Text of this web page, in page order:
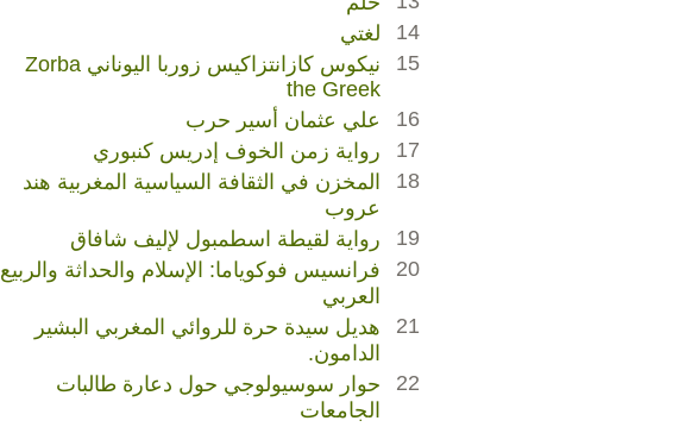
لغتي
14
نيكوس كازانتزاكيس زوربا اليوناني Zorba
the Greek
15
علي عثمان أسير حرب
16
رواية زمن الخوف إدريس كنبوري
17
المخزن في الثقافة السياسية المغربية هند
عروب
18
رواية لقيطة اسطمبول لإليف شافاق
19
فرانسيس فوكوياما: الإسلام والحداثة والربيع
العربي
20
هديل سيدة حرة للروائي المغربي البشير
الدامون.
21
حوار سوسيولوجي حول دعارة طالبات
الجامعات
22